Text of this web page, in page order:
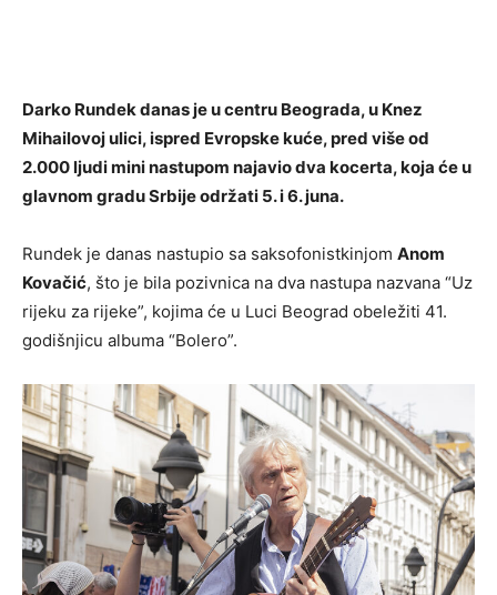
Darko Rundek danas je u centru Beograda, u Knez
Mihailovoj ulici, ispred Evropske kuće, pred više od
2.000 ljudi mini nastupom najavio dva kocerta, koja će u
glavnom gradu Srbije održati 5. i 6. juna.
Rundek je danas nastupio sa saksofonistkinjom Anom
Kovačić, što je bila pozivnica na dva nastupa nazvana “Uz
rijeku za rijeke”, kojima će u Luci Beograd obeležiti 41.
godišnjicu albuma “Bolero”.